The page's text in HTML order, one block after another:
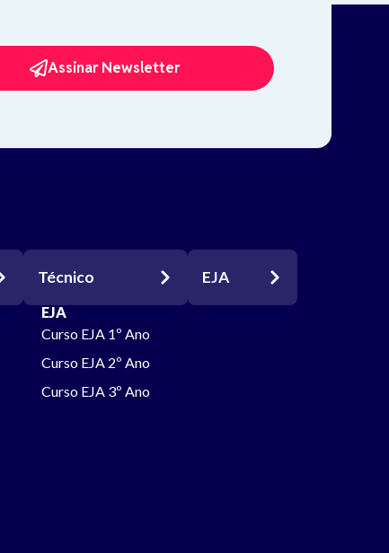
Assinar Newsletter
Técnico EJA
EJA
Curso EJA 1º Ano
Curso EJA 2º Ano
Curso EJA 3º Ano